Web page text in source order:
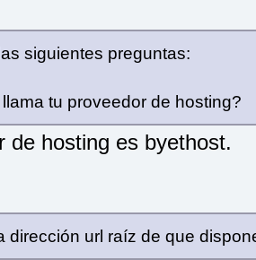
siguientes preguntas:
tu proveedor de hosting?
de hosting es byethost.
dirección url raíz de que